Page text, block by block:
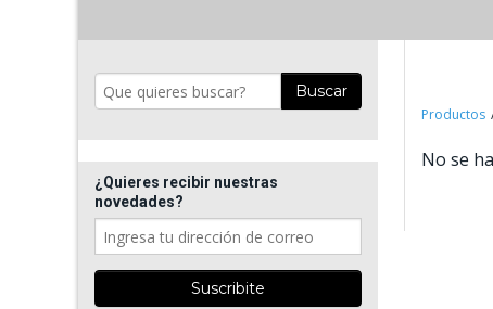
Buscar
¿Quieres recibir nuestras
novedades?
Productos
No se